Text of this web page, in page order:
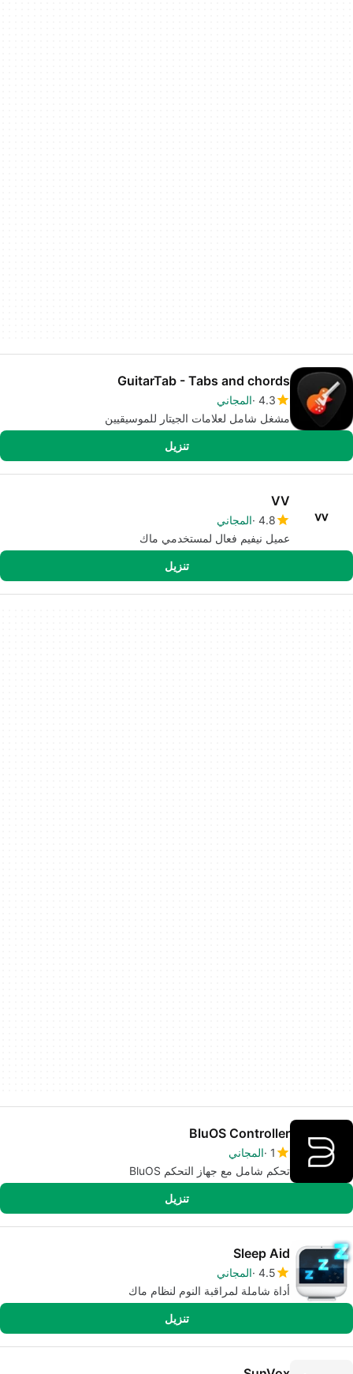
GuitarTab - Tabs and chords
4.3 المجاني
مشغل شامل لعلامات الجيتار للموسيقيين
تنزيل
VV
4.8 المجاني
عميل نيفيم فعال لمستخدمي ماك
تنزيل
BluOS Controller
1 المجاني
تحكم شامل مع جهاز التحكم BluOS
تنزيل
Sleep Aid
4.5 المجاني
أداة شاملة لمراقبة النوم لنظام ماك
تنزيل